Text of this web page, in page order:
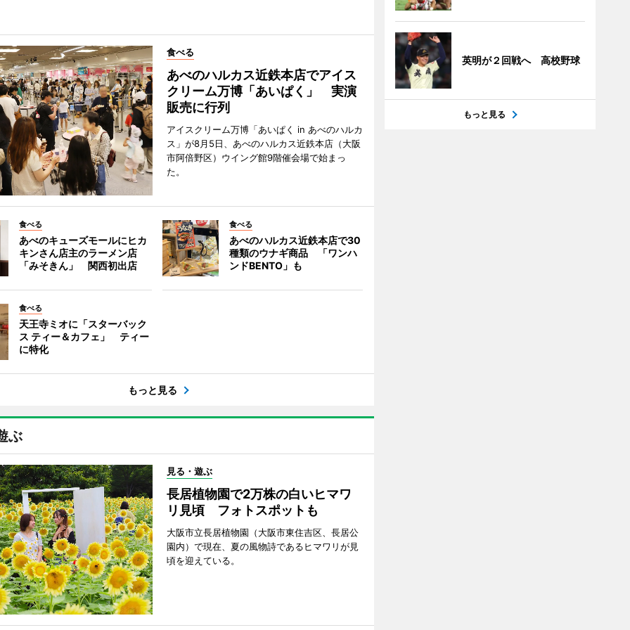
食べる
あべのハルカス近鉄本店でアイス
クリーム万博「あいぱく」 実演
販売に行列
アイスクリーム万博「あいぱく in あべのハルカ
ス」が8月5日、あべのハルカス近鉄本店（大阪
市阿倍野区）ウイング館9階催会場で始まっ
た。
食べる
あべのキューズモールにヒカ
キンさん店主のラーメン店
「みそきん」 関西初出店
食べる
あべのハルカス近鉄本店で30
種類のウナギ商品 「ワンハ
ンドBENTO」も
食べる
天王寺ミオに「スターバック
ス ティー＆カフェ」 ティー
に特化
もっと見る
ぶ
見る・遊ぶ
長居植物園で2万株の白いヒマワ
リ見頃 フォトスポットも
大阪市立長居植物園（大阪市東住吉区、長居公
園内）で現在、夏の風物詩であるヒマワリが見
頃を迎えている。
英明が２回戦へ 高校野球
もっと見る